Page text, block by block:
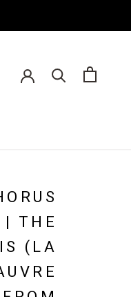
| THE
(LA